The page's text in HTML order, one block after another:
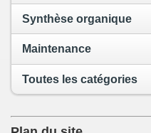
Synthèse organique
Maintenance
Toutes les catégories